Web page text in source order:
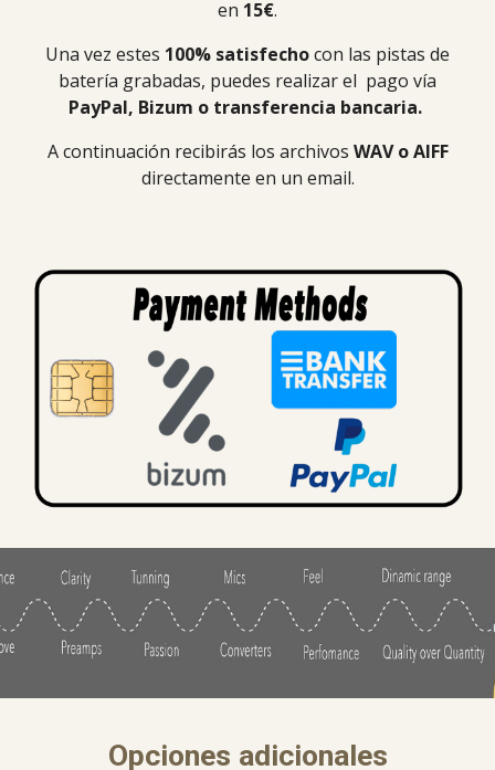
en 15€.
Una vez estes 100% satisfechocon las pistas de
batería grabadas, puedes realizar el pago vía
PayPal, Bizum o transferencia bancaria.
A continuación recibirás los archivos WAV o AIFF
directamente en un email.
Opciones adicionales